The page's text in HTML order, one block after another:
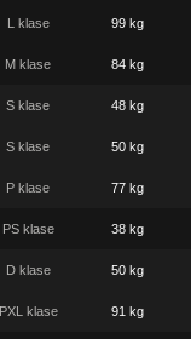
L klase 99 kg
M klase 84 kg
S klase 48 kg
S klase 50 kg
P klase 77 kg
PS klase 38 kg
D klase 50 kg
PXL klase 91 kg